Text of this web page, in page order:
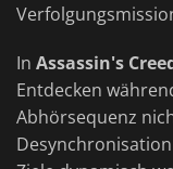
In Assassin's
Entdecken
Abhörsequenz